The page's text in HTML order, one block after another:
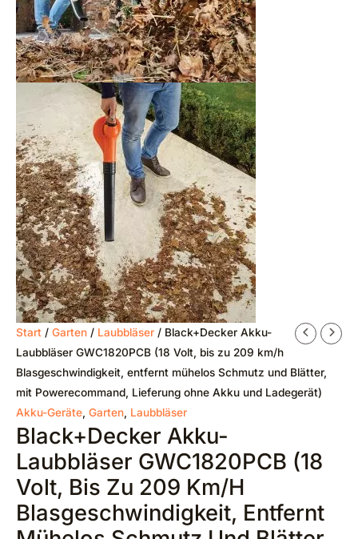
Start / Garten / Laubbläser / Black+Decker Akku-
Laubbläser GWC1820PCB (18 Volt, bis zu 209 km/h
Blasgeschwindigkeit, entfernt mühelos Schmutz und Blätter,
mit Powerecommand, Lieferung ohne Akku und Ladegerät)
Akku-Geräte, Garten, Laubbläser
Black+Decker Akku-
Laubbläser GWC1820PCB (18
Volt, Bis Zu 209 Km/h
Blasgeschwindigkeit, Entfernt
Ursprünglicher
Preis
war:
€75,31
Aktueller
Preis
ist:
€64,39.